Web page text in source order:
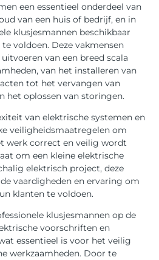
een essentieel onderdeel van
van een huis of bedrijf, en in
klusjesmannen beschikbaar
voldoen. Deze vakmensen
van een breed scala
van het installeren van
tot het vervangen van
het oplossen van storingen.
van elektrische systemen en
veiligheidsmaatregelen om
werk correct en veilig wordt
om een ​​kleine elektrische
elektrisch project, deze
vaardigheden en ervaring om
klanten te voldoen.
klusjesmannen op de
voorschriften en
essentieel is voor het veilig
werkzaamheden. Door te